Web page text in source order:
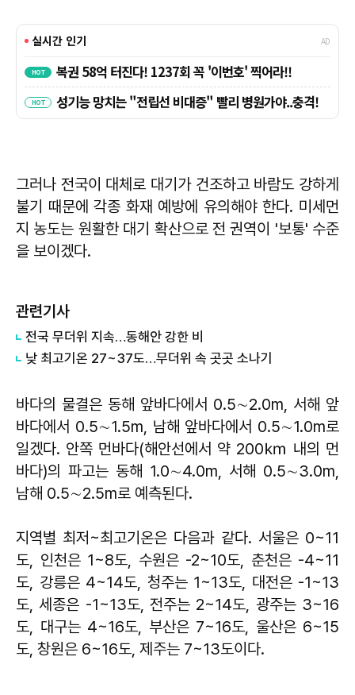
그러나 전국이 대체로 대기가 건조하고 바람도 강하게
불기 때문에 각종 화재 예방에 유의해야 한다. 미세먼
지 농도는 원활한 대기 확산으로 전 권역이 '보통' 수준
을 보이겠다.
관련기사
전국 무더위 지속…동해안 강한 비
낮 최고기온 27~37도…무더위 속 곳곳 소나기
바다의 물결은 동해 앞바다에서 0.5∼2.0m, 서해 앞
바다에서 0.5∼1.5m, 남해 앞바다에서 0.5∼1.0m로
일겠다. 안쪽 먼바다(해안선에서 약 200㎞ 내의 먼
바다)의 파고는 동해 1.0∼4.0m, 서해 0.5∼3.0m,
남해 0.5∼2.5m로 예측된다.
지역별 최저~최고기온은 다음과 같다. 서울은 0~11
도, 인천은 1~8도, 수원은 -2~10도, 춘천은 -4~11
도, 강릉은 4~14도, 청주는 1~13도, 대전은 -1~13
도, 세종은 -1~13도, 전주는 2~14도, 광주는 3~16
도, 대구는 4~16도, 부산은 7~16도, 울산은 6~15
도, 창원은 6~16도, 제주는 7~13도이다.